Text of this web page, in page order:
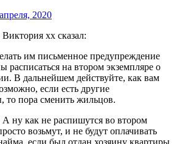
2020
Виктория хх сказал:
им письменное предупреждение
расписаться на втором экземпляре о
В дальнейшем действуйте, как вам
если есть другие
то пора сменить жильцов.
А ну как не распишутся во втором
возьмут, и не будут оплачивать
если был отдан хозяину квартиры.